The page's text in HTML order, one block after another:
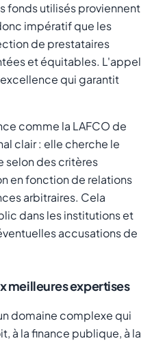
fonds utilisés proviennent
impératif que les
de prestataires
et équitables. L'appel
qui garantit
comme la LAFCO de
clair : elle cherche le
selon des critères
en fonction de relations
arbitraires. Cela
dans les institutions et
accusations de
meilleures expertises
domaine complexe qui
à la finance publique, à la